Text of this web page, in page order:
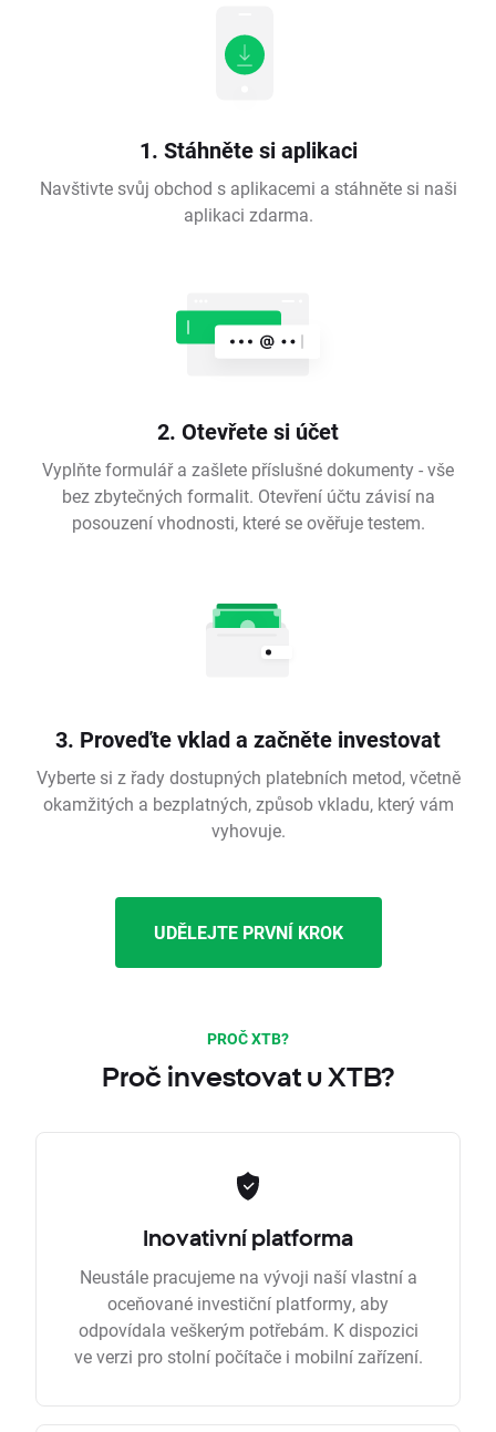
1. Stáhněte si aplikaci
Navštivte svůj obchod s aplikacemi a stáhněte si naši
aplikaci zdarma.
2. Otevřete si účet
Vyplňte formulář a zašlete příslušné dokumenty - vše
bez zbytečných formalit. Otevření účtu závisí na
posouzení vhodnosti, které se ověřuje testem.
3. Proveďte vklad a začněte investovat
Vyberte si z řady dostupných platebních metod, včetně
okamžitých a bezplatných, způsob vkladu, který vám
vyhovuje.
UDĚLEJTE PRVNÍ KROK
PROČ XTB?
Proč investovat u XTB?
Inovativní platforma
Neustále pracujeme na vývoji naší vlastní a
oceňované investiční platformy, aby
odpovídala veškerým potřebám. K dispozici
ve verzi pro stolní počítače i mobilní zařízení.